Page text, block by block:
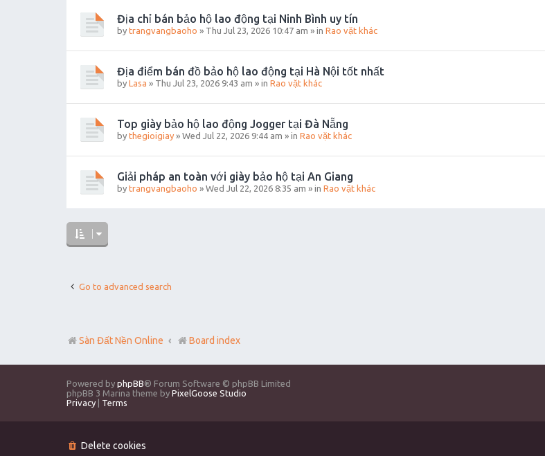
Địa chỉ bán bảo hộ lao động tại Ninh Bình uy tín
by trangvangbaoho » Thu Jul 23, 2026 10:47 am » in Rao vặt khác
Địa điểm bán đồ bảo hộ lao động tại Hà Nội tốt nhất
by Lasa » Thu Jul 23, 2026 9:43 am » in Rao vặt khác
Top giày bảo hộ lao động Jogger tại Đà Nẵng
by thegioigiay » Wed Jul 22, 2026 9:44 am » in Rao vặt khác
Giải pháp an toàn với giày bảo hộ tại An Giang
by trangvangbaoho » Wed Jul 22, 2026 8:35 am » in Rao vặt khác
Go to advanced search
Sàn Đất Nền Online Board index
Powered by phpBB® Forum Software © phpBB Limited
phpBB 3 Marina theme by PixelGoose Studio
Privacy
Terms
Delete cookies